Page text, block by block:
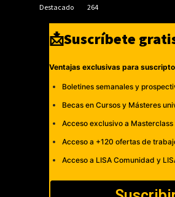
Destacado
264
📩Suscríbete
Ventajas exclusivas para
Boletines semanales y
Becas en Cursos y Másteres
Acceso exclusivo a Masterclass
Acceso a +120 ofertas de
Acceso a LISA Comunidad y